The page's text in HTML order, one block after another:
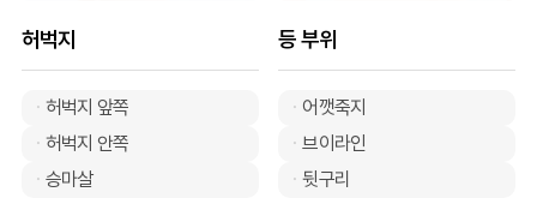
허벅지
허벅지 앞쪽
허벅지 안쪽
승마살
등 부위
어깻죽지
브이라인
뒷구리